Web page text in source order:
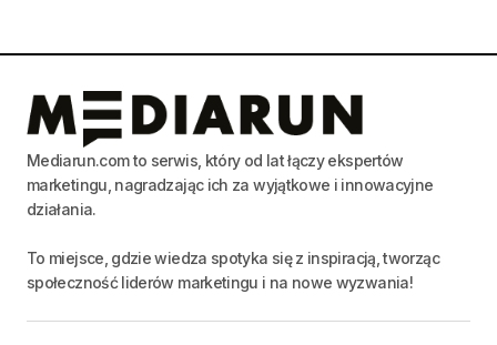
Mediarun.com to serwis, który od lat łączy ekspertów
marketingu, nagradzając ich za wyjątkowe i innowacyjne
działania.
To miejsce, gdzie wiedza spotyka się z inspiracją, tworząc
społeczność liderów marketingu i na nowe wyzwania!